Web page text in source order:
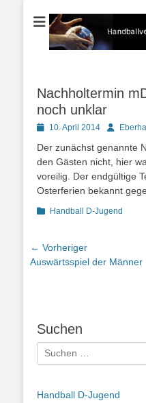
Der Handballverein im
Nachholtermin
noch unklar
Posted10. April 2014 Autor
Der zunächst genannte
den Gästen nicht, hier
voreilig. Der endgültige
Osterferien bekannt
Kategorien
Handball D-Jugend
Beitragsnavigation
← Vorheriger
Vorheriger
Auswärtsspiel der Männer
Suchen
Suchen
nach:
Handball D-Jugend